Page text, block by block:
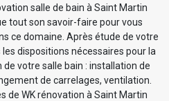
salle de bain à Saint Martin
tout son savoir-faire pour vous
ce domaine. Après étude de votre
dispositions nécessaires pour la
votre salle bain : installation de
de carrelages, ventilation.
de WK rénovation à Saint Martin